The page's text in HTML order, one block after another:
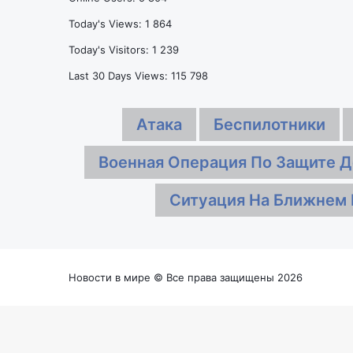
Месси
Today's Views: 1 864
Today's Visitors: 1 239
Last 30 Days Views: 115 798
Атака Беспилотники
Военная Операция По Защите
Ситуация На Ближнем
Новости в мире © Все права защищены 2026